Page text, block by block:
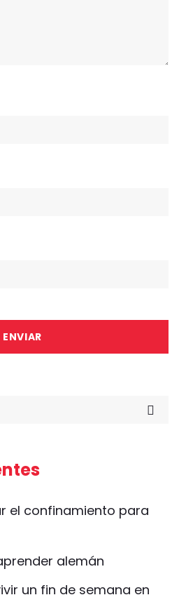
el confinamiento para
alemán
un fin de semana en